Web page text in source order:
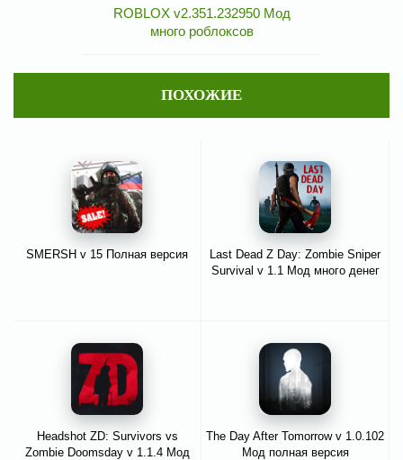
ROBLOX v2.351.232950 Мод
много роблоксов
ПОХОЖИЕ
SMERSH v 15 Полная версия
Last Dead Z Day: Zombie Sniper
Survival v 1.1 Мод много денег
Headshot ZD: Survivors vs
Zombie Doomsday v 1.1.4 Мод
The Day After Tomorrow v 1.0.102
Мод полная версия